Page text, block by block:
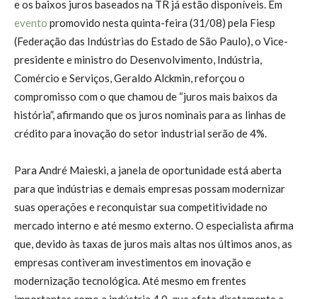
e os baixos juros baseados na TR já estão disponíveis. Em
evento promovido nesta quinta-feira (31/08) pela Fiesp
(Federação das Indústrias do Estado de São Paulo), o Vice-
presidente e ministro do Desenvolvimento, Indústria,
Comércio e Serviços, Geraldo Alckmin, reforçou o
compromisso com o que chamou de “juros mais baixos da
história”, afirmando que os juros nominais para as linhas de
crédito para inovação do setor industrial serão de 4%.
Para André Maieski, a janela de oportunidade está aberta
para que indústrias e demais empresas possam modernizar
suas operações e reconquistar sua competitividade no
mercado interno e até mesmo externo. O especialista afirma
que, devido às taxas de juros mais altas nos últimos anos, as
empresas contiveram investimentos em inovação e
modernização tecnológica. Até mesmo em frentes